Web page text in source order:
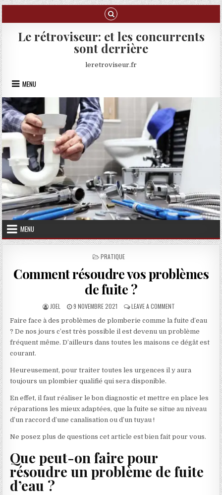
Skip to content
Le rétroviseur: et les concurrents
sont derrière
leretroviseur.fr
MENU
MENU
POSTED IN
PRATIQUE
Comment résoudre vos problèmes
de fuite ?
AUTHOR:
JOEL PUBLISHED DATE:
9 NOVEMBRE 2021 LEAVE A COMMENTON COMMENT
Faire face à des problèmes de plomberie comme la fuite d’eau
? De nos jours c’est très possible il est devenu un problème
fréquent même. D’ailleurs dans toutes les maisons ce dégât est
courant.
Heureusement, pour traiter toutes les urgences il y aura
toujours un plombier qualifié qui sera disponible.
En effet, il faut réaliser le bon diagnostic et mettre en place les
réparations les mieux adaptées, que la fuite se situe au niveau
d’un raccord d’une canalisation ou d’un tuyau !
Ne posez plus de questions cet article est bien fait pour vous.
Que peut-on faire pour
résoudre un problème de fuite
d’eau ?